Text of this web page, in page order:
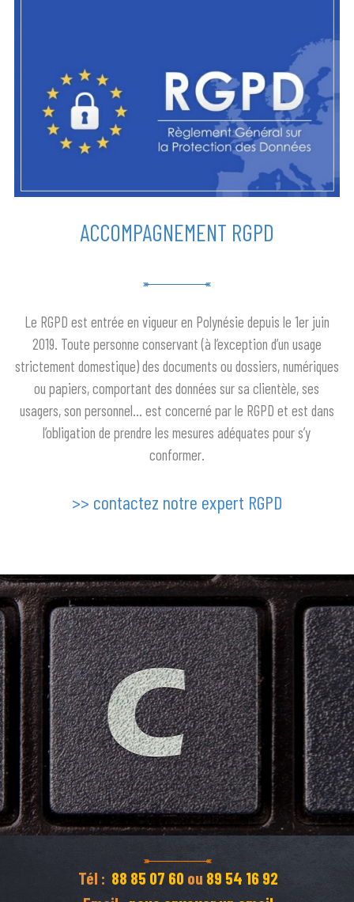
ACCOMPAGNEMENT RGPD
Le RGPD est entrée en vigueur en Polynésie depuis le 1er juin
2019. Toute personne conservant (à l’exception d’un usage
strictement domestique) des documents ou dossiers, numériques
ou papiers, comportant des données sur sa clientèle, ses
usagers, son personnel… est concerné par le RGPD et est dans
l’obligation de prendre les mesures adéquates pour s’y
conformer.
>> contactez notre expert RGPD
Tél : 88 85 07 60 ou 89 54 16 92